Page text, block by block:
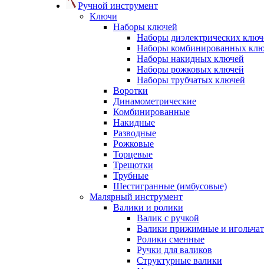
Ручной инструмент
Ключи
Наборы ключей
Наборы диэлектрических
Наборы комбинированных
Наборы накидных ключей
Наборы рожковых ключей
Наборы трубчатых ключей
Воротки
Динамометрические
Комбинированные
Накидные
Разводные
Рожковые
Торцевые
Трещотки
Трубные
Шестигранные (имбусовые)
Малярный инструмент
Валики и ролики
Валик с ручкой
Валики прижимные и
Ролики сменные
Ручки для валиков
Структурные валики